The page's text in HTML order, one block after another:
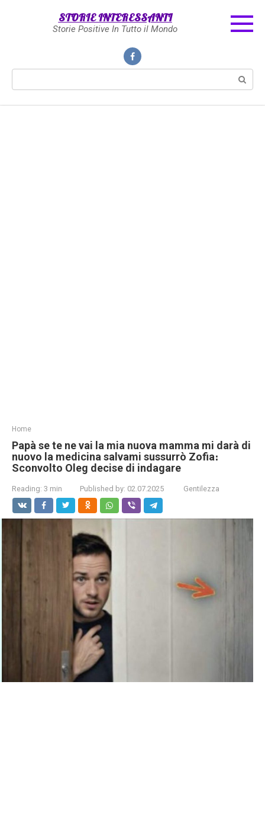
STORIE INTERESSANTI
Storie Positive In Tutto il Mondo
Home
Papà se te ne vai la mia nuova mamma mi darà di
nuovo la medicina salvami sussurrò Zofia։
Sconvolto Oleg decise di indagare
Reading: 3 min Published by: 02.07.2025 Gentilezza